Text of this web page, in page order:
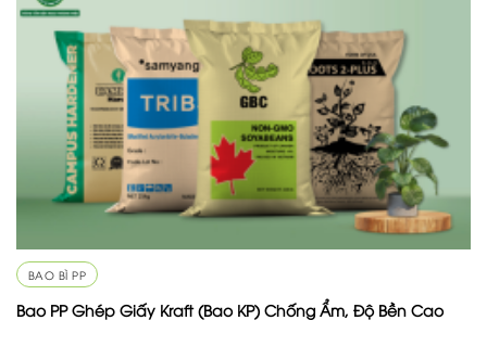
BAO BÌ PP
Bao PP Ghép Giấy Kraft (Bao KP) Chống Ẩm, Độ Bền Cao